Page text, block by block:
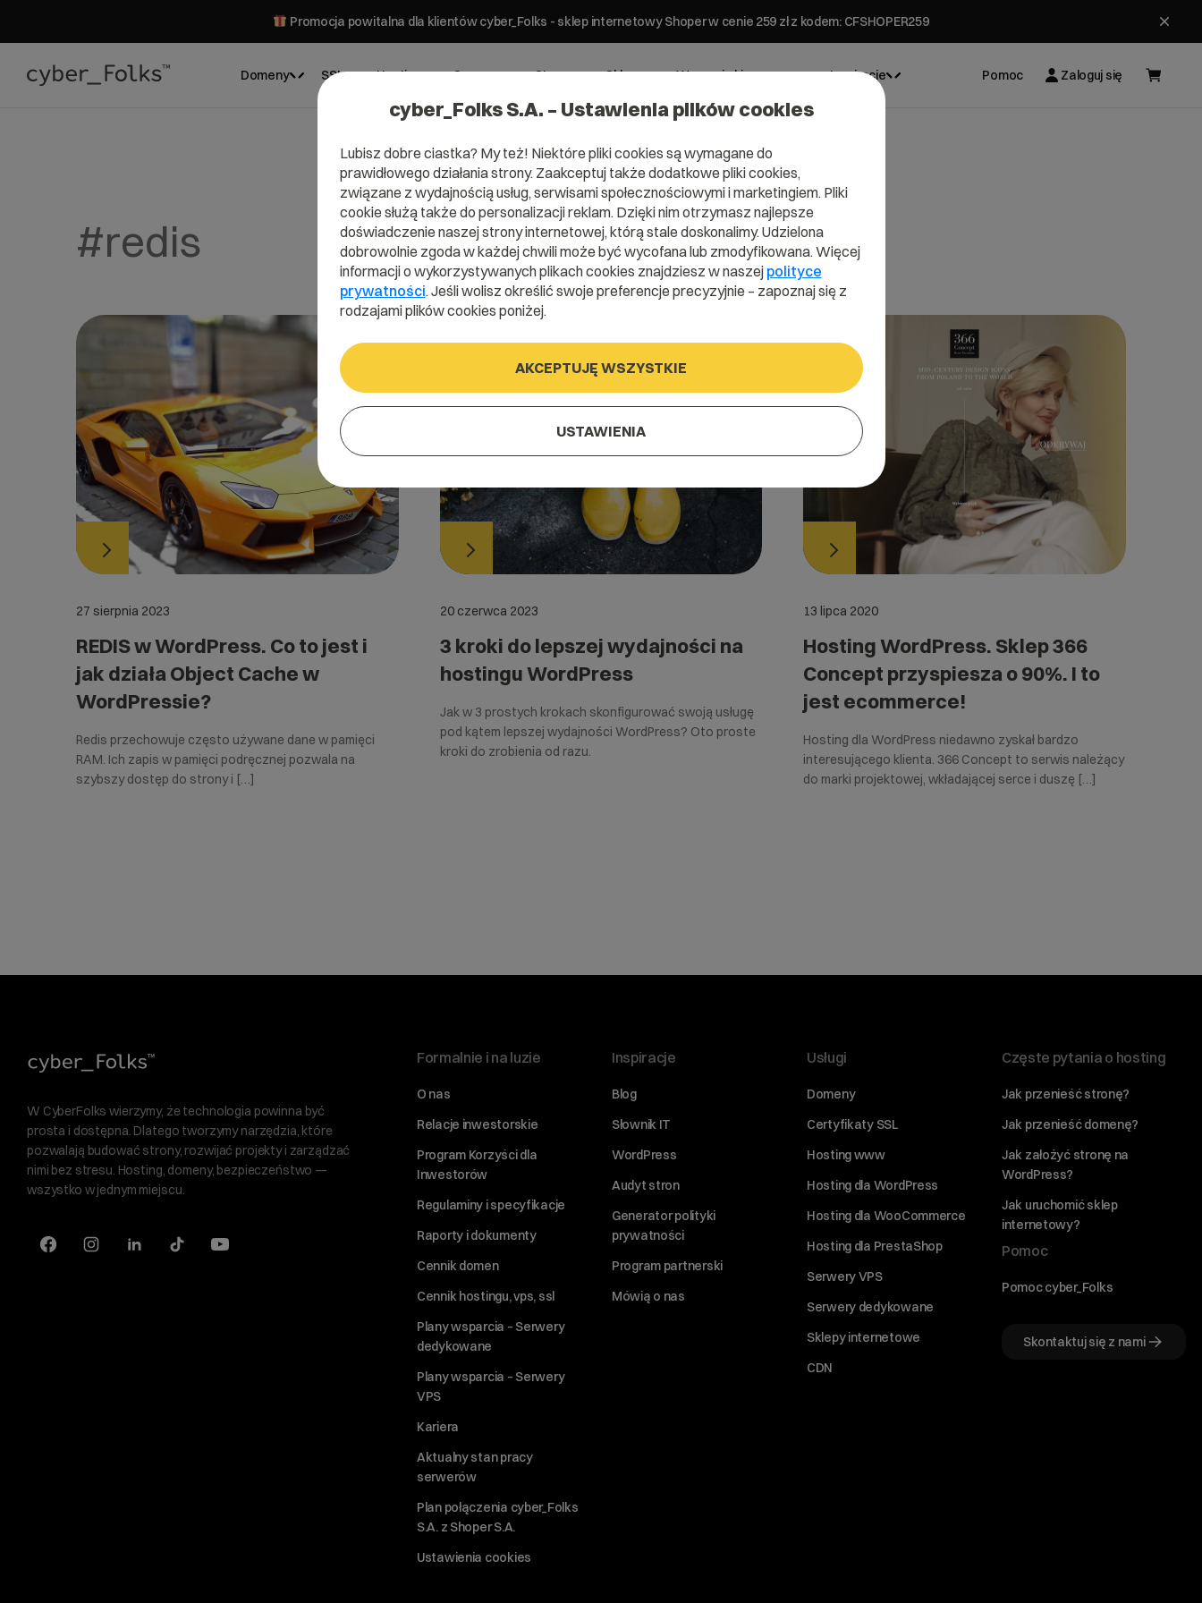
Promocja powitalna dla klientów cyber_Folks - sklep internetowy Shoper w cenie 259 zł z kodem: CFSHOPER259
Domeny SSL Hosting Serwery Strony Sklepy Wsparcie biznesowe Inspiracje Pomoc Zaloguj się
#redis
27 sierpnia 2023
REDIS w WordPress. Co to jest i
jak działa Object Cache w
WordPressie?
Redis przechowuje często używane dane w pamięci
RAM. Ich zapis w pamięci podręcznej pozwala na
szybszy dostęp do strony i […]
20 czerwca 2023
3 kroki do lepszej wydajności na
hostingu WordPress
Jak w 3 prostych krokach skonfigurować swoją usługę
pod kątem lepszej wydajności WordPress? Oto proste
kroki do zrobienia od razu.
13 lipca 2020
Hosting WordPress. Sklep 366
Concept przyspiesza o 90%. I to
jest ecommerce!
Hosting dla WordPress niedawno zyskał bardzo
interesującego klienta. 366 Concept to serwis należący
do marki projektowej, wkładającej serce i duszę […]
W CyberFolks wierzymy, że technologia powinna być
prosta i dostępna. Dlatego tworzymy narzędzia, które
pozwalają budować strony, rozwijać projekty i zarządzać
nimi bez stresu. Hosting, domeny, bezpieczeństwo —
wszystko w jednym miejscu.
Formalnie i na luzie
O nas
Relacje inwestorskie
Program Korzyści dla
Inwestorów
Regulaminy i specyfikacje
Raporty i dokumenty
Cennik domen
Cennik hostingu, vps, ssl
Plany wsparcia – Serwery
dedykowane
Plany wsparcia – Serwery
VPS
Kariera
Aktualny stan pracy
serwerów
Plan połączenia cyber_Folks
S.A. z Shoper S.A.
Ustawienia cookies
Inspiracje
Blog
Słownik IT
WordPress
Audyt stron
Generator polityki
prywatności
Program partnerski
Mówią o nas
Usługi
Domeny
Certyfikaty SSL
Hosting www
Hosting dla WordPress
Hosting dla WooCommerce
Hosting dla PrestaShop
Serwery VPS
Serwery dedykowane
Sklepy internetowe
CDN
Częste pytania o hosting
Jak przenieść stronę?
Jak przenieść domenę?
Jak założyć stronę na
WordPress?
Jak uruchomić sklep
internetowy?
Pomoc
Pomoc cyber_Folks
Skontaktuj się z nami
cyber_Folks S.A. – Ustawienia plików cookies
Lubisz dobre ciastka? My też! Niektóre pliki cookies są wymagane do
prawidłowego działania strony. Zaakceptuj także dodatkowe pliki cookies,
związane z wydajnością usług, serwisami społecznościowymi i marketingiem. Pliki
cookie służą także do personalizacji reklam. Dzięki nim otrzymasz najlepsze
doświadczenie naszej strony internetowej, którą stale doskonalimy. Udzielona
dobrowolnie zgoda w każdej chwili może być wycofana lub zmodyfikowana. Więcej
informacji o wykorzystywanych plikach cookies znajdziesz w naszej polityce
prywatności. Jeśli wolisz określić swoje preferencje precyzyjnie – zapoznaj się z
rodzajami plików cookies poniżej.
AKCEPTUJĘ WSZYSTKIE
USTAWIENIA